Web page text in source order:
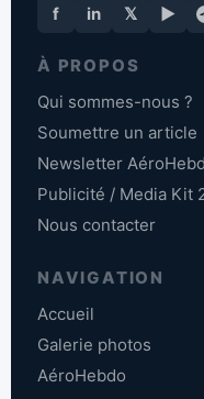
f in 𝕏 ▶
À PROPOS
Qui sommes-nous ?
Soumettre un article
Newsletter
Publicité / Media Kit
Nous contacter
NAVIGATION
Accueil
Galerie photos
AéroHebdo